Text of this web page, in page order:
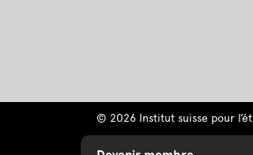
© 2026 Institut suisse pour